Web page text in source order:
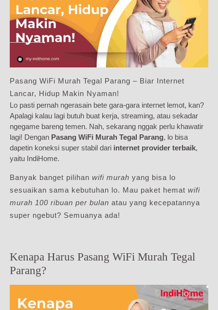
Pasang WiFi Murah Tegal Parang – Biar Internet
Lancar, Hidup Makin Nyaman!
Lo pasti pernah ngerasain bete gara-gara internet lemot, kan?
Apalagi kalau lagi butuh buat kerja, streaming, atau sekadar
ngegame bareng temen. Nah, sekarang nggak perlu khawatir
lagi! Dengan Pasang WiFi Murah Tegal Parang, lo bisa
dapetin koneksi super stabil dari internet provider terbaik,
yaitu IndiHome.
Banyak banget pilihan wifi murah yang bisa lo
sesuaikan sama kebutuhan lo. Mau paket hemat wifi
murah 100 ribuan per bulan atau yang kecepatannya
super ngebut? Semuanya ada!
Kenapa Harus Pasang WiFi Murah Tegal
Parang?